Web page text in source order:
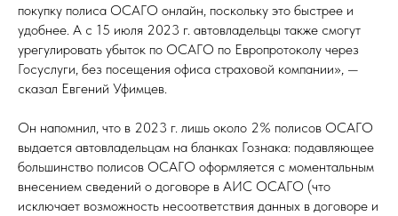
покупку полиса ОСАГО онлайн, поскольку это быстрее и
удобнее. А с 15 июля 2023 г. автовладельцы также смогут
урегулировать убыток по ОСАГО по Европротоколу через
Госуслуги, без посещения офиса страховой компании», —
сказал Евгений Уфимцев.
Он напомнил, что в 2023 г. лишь около 2% полисов ОСАГО
выдается автовладельцам на бланках Гознака: подавляющее
большинство полисов ОСАГО оформляется с моментальным
внесением сведений о договоре в АИС ОСАГО (что
исключает возможность несоответствия данных в договоре и